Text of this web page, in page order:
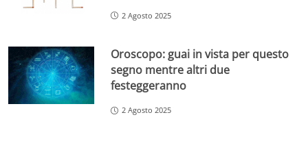
2 Agosto 2025
Oroscopo: guai in vista per questo
segno mentre altri due
festeggeranno
2 Agosto 2025